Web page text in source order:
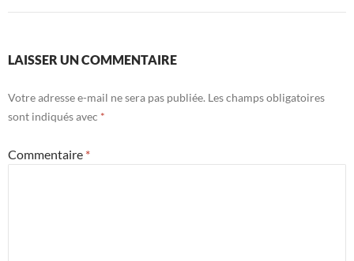
LAISSER UN COMMENTAIRE
Votre adresse e-mail ne sera pas publiée. Les champs obligatoires
sont indiqués avec *
Commentaire *